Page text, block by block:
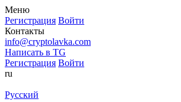
Меню
Регистрация Войти
Контакты
info@cryptolavka.com
Написать в TG
Регистрация Войти
ru
Русский